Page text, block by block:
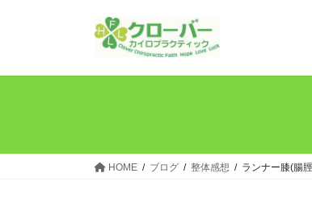
HOME ブログ 整体感想 ランナー膝(腸